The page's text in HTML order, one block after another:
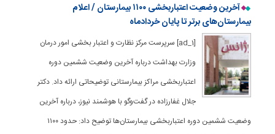
آخرین وضعیت اعتباربخشی ۱۱۰۰ بیمارستان‌ / اعلام
بیمارستان‌های برتر تا پایان خردادماه
[ad_1] سرپرست مرکز نظارت و اعتبار بخشی امور درمان
وزارت بهداشت درباره آخرین وضعیت ششمین دوره
اعتباربخشی مراکز بیمارستانی توضیحاتی ارائه داد. دکتر
جلال غفارزاده در گفت‌وگو با هوشمند نیوز، درباره آخرین
وضعیت ششمین دوره اعتباربخشی بیمارستان‌ها توضیح داد: حدود ۱۱۰۰